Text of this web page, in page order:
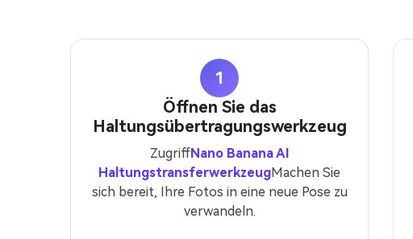
1
Öffnen Sie das
Haltungsübertragungswerkzeug
ZugriffNano Banana AI
HaltungstransferwerkzeugMachen Sie
sich bereit, Ihre Fotos in eine neue Pose zu
verwandeln.